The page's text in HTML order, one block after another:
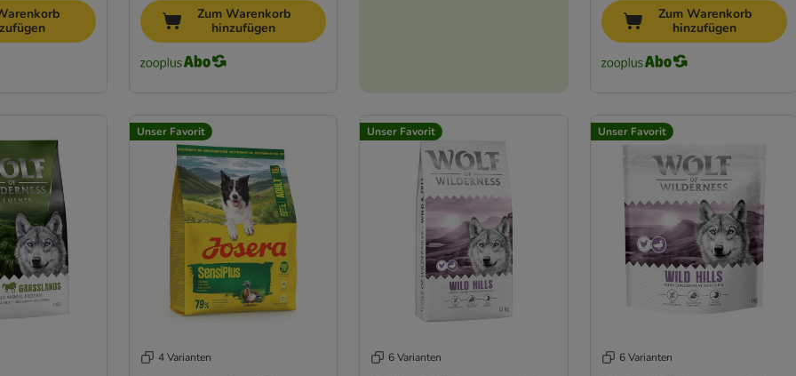
Zum Warenkorb
hinzufügen
Zum Warenkorb
hinzufügen
Unser Favorit
4 Varianten
Unser Favorit
6 Varianten
Unser Favorit
6 Varianten